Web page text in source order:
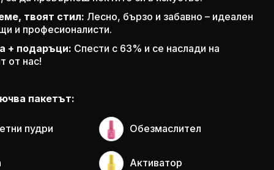
твоят стил: Лесно, бързо и забавно – идеален
и професионалисти.
+ подаръци: Спести с 63% и се наслади на
от нас!
пакетът:
пудри Обезмаслител
Активатор